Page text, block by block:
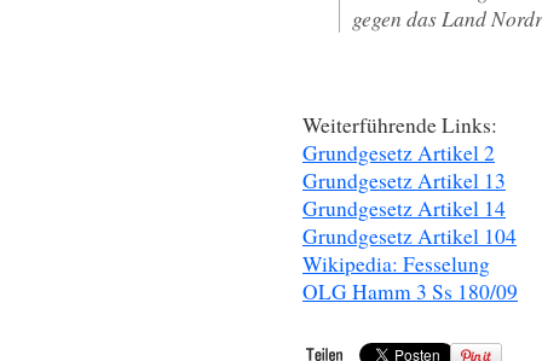
gegen das Land
Weiterführende Links:
Grundgesetz Artikel 2
Grundgesetz Artikel 13
Grundgesetz Artikel 14
Grundgesetz Artikel 104
Wikipedia: Fesselung
OLG Hamm 3 Ss 180/09